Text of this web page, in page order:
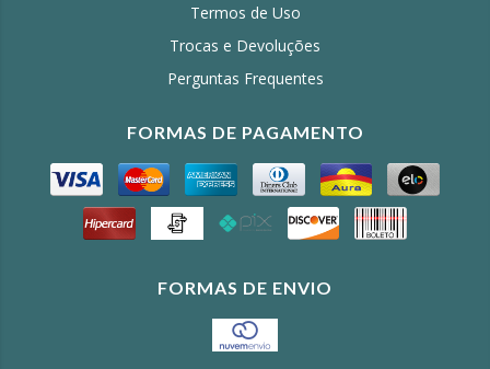
Termos de Uso
Trocas e Devoluções
Perguntas Frequentes
FORMAS DE PAGAMENTO
FORMAS DE ENVIO